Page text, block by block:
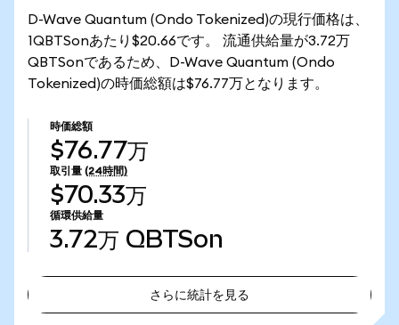
D-Wave Quantum (Ondo Tokenized)の現行価格は、
1QBTSonあたり$20.66です。 流通供給量が3.72万
QBTSonであるため、D-Wave Quantum (Ondo
Tokenized)の時価総額は$76.77万となります。
時価総額
$76.77万
取引量 (24時間)
$70.33万
循環供給量
3.72万 QBTSon
さらに統計を見る